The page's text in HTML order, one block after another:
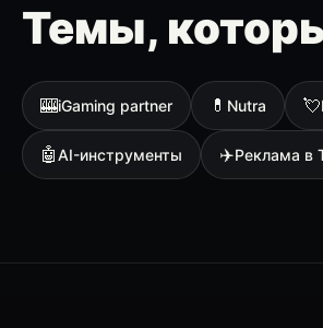
Темы,
🎰iGaming partner 💊 Nutra 💘
🤖AI-инструменты ✈️Реклама в